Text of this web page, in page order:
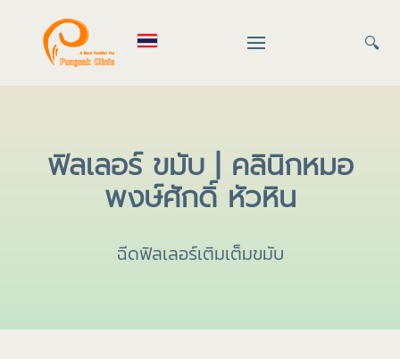
🔍
ฟิลเลอร์ ขมับ | คลินิกหมอ
พงษ์ศักดิ์ หัวหิน
ฉีดฟิลเลอร์เติมเต็มขมับ